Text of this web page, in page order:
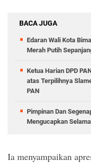
BACA JUGA
Edaran Wali Kota
Merah Putih
Ketua Harian DPD
atas Terpilihnya
PAN
Pimpinan Dan
Mengucapkan
Ia menyampaikan